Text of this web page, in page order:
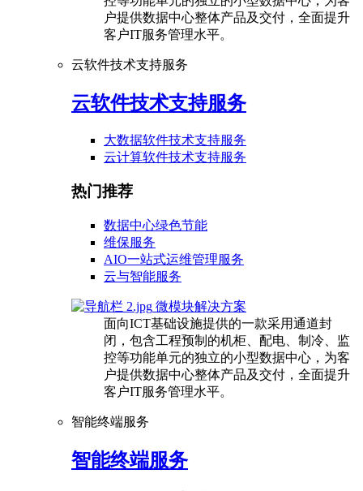
户提供数据中心整体产品及交付，全面提升
客户IT服务管理水平。
云软件技术支持服务
云软件技术支持服务
大数据软件技术支持服务
云计算软件技术支持服务
热门推荐
数据中心绿色节能
维保服务
AIO一站式运维管理服务
云与智能服务
微模块解决方案
面向ICT基础设施提供的一款采用通道封
闭，包含工程预制的机柜、配电、制冷、监
控等功能单元的独立的小型数据中心，为客
户提供数据中心整体产品及交付，全面提升
客户IT服务管理水平。
智能终端服务
智能终端服务